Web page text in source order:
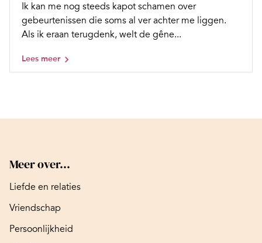
Ik kan me nog steeds kapot schamen over
gebeurtenissen die soms al ver achter me liggen.
Als ik eraan terugdenk, welt de gêne...
Lees meer
Meer over...
Liefde en relaties
Vriendschap
Persoonlijkheid